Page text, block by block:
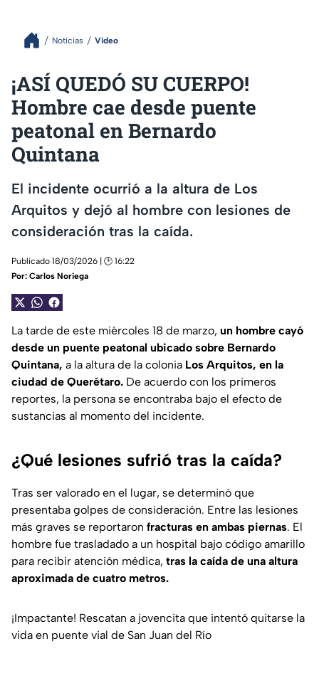
Noticias Video
¡ASÍ QUEDÓ SU CUERPO!
Hombre cae desde puente
peatonal en Bernardo
Quintana
El incidente ocurrió a la altura de Los
Arquitos y dejó al hombre con lesiones de
consideración tras la caída.
Publicado 18/03/2026 | 🕑 16:22
Por: Carlos Noriega
La tarde de este miércoles 18 de marzo, un hombre cayó
desde un puente peatonal ubicado sobre Bernardo
Quintana, a la altura de la colonia Los Arquitos, en la
ciudad de Querétaro. De acuerdo con los primeros
reportes, la persona se encontraba bajo el efecto de
sustancias al momento del incidente.
¿Qué lesiones sufrió tras la caída?
Tras ser valorado en el lugar, se determinó que
presentaba golpes de consideración. Entre las lesiones
más graves se reportaron fracturas en ambas piernas. El
hombre fue trasladado a un hospital bajo código amarillo
para recibir atención médica, tras la caída de una altura
aproximada de cuatro metros.
¡Impactante! Rescatan a jovencita que intentó quitarse la
vida en puente vial de San Juan del Río